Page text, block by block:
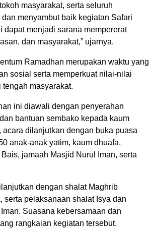
masyarakat, serta seluruh
menyambut baik kegiatan Safari
dapat menjadi sarana mempererat
dan masyarakat,” ujarnya.
Ramadhan merupakan waktu yang
sosial serta memperkuat nilai-nilai
masyarakat.
ini diawali dengan penyerahan
bantuan sembako kepada kaum
dilanjutkan dengan buka puasa
anak-anak yatim, kaum dhuafa,
jamaah Masjid Nurul Iman, serta
dengan shalat Maghrib
serta pelaksanaan shalat Isya dan
Suasana kebersamaan dan
rangkaian kegiatan tersebut.